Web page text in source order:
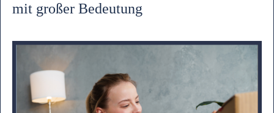
mit großer Bedeutung